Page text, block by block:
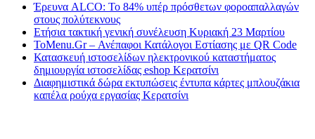
Έρευνα ALCO: Το 84% υπέρ πρόσθετων φοροαπαλλαγών
στους πολύτεκνους
Ετήσια τακτική γενική συνέλευση Κυριακή 23 Μαρτίου
ToMenu.Gr – Ανέπαφοι Κατάλογοι Εστίασης με QR Code
Κατασκευή ιστοσελίδων ηλεκτρονικού καταστήματος
δημιουργία ιστοσελίδας eshop Κερατσίνι
Διαφημιστικά δώρα εκτυπώσεις έντυπα κάρτες μπλουζάκια
καπέλα ρούχα εργασίας Κερατσίνι